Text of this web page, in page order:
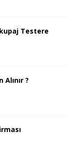
Testere
?